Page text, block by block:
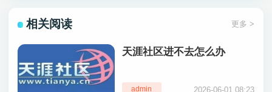
相关阅读 更多 >
天涯社区进不去怎么办
admin 2026-06-01 08:23